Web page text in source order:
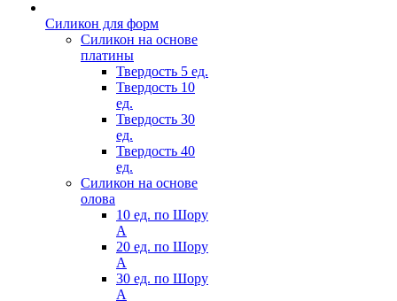
Силикон для форм
Силикон на основе
платины
Твердость 5 ед.
Твердость 10
ед.
Твердость 30
ед.
Твердость 40
ед.
Силикон на основе
олова
10 ед. по Шору
А
20 ед. по Шору
А
30 ед. по Шору
А